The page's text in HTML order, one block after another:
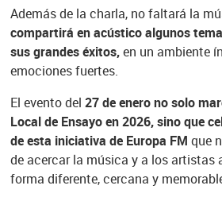
Además de la charla, no faltará la
compartirá en acústico algunos
sus grandes éxitos,en un ambiente
emociones fuertes.
El evento del 27 de enero no solo
Local de Ensayo en 2026, sino que
de esta iniciativa de Europa FM que
de acercar la música y a los artistas
forma diferente, cercana y